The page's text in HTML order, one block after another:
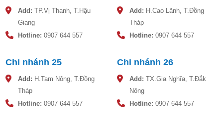
Add: TP.Vị Thanh, T.Hậu
Giang
Hotline: 0907 644 557
Add: H.Cao Lãnh, T.Đồng
Tháp
Hotline: 0907 644 557
Chi nhánh 25
Add: H.Tam Nông, T.Đồng
Tháp
Hotline: 0907 644 557
Chi nhánh 26
Add: TX.Gia Nghĩa, T.Đắk
Nông
Hotline: 0907 644 557